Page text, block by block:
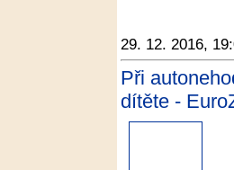
29. 12. 2016,
Při
dítěte -